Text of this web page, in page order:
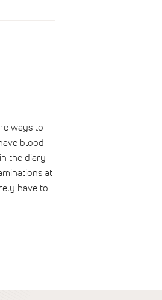
ways to
blood
the diary
at
have to